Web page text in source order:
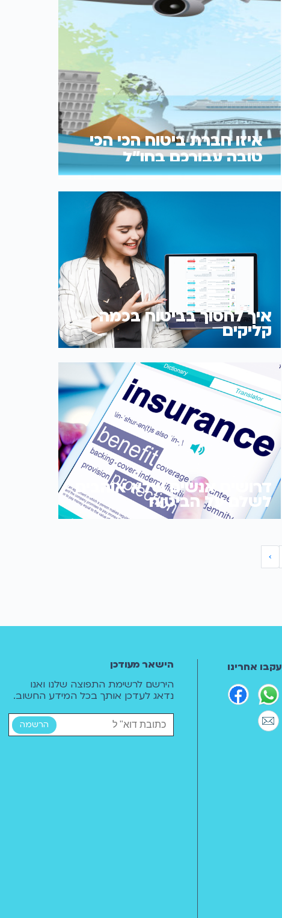
איזו חברת ביטוח הכי הכי
טובה עבורכם בחו"ל
איך לחסוך בביטוח בכמה
קליקים
דרושים אנשים שלא אוהבים
לשלם על הביטוח
›
עקבו אחרינו
הישאר מעודכן
הירשם לרשימת התפוצה שלנו ואנו
נדאג לעדכן אותך בכל המידע החשוב.
הרשמה